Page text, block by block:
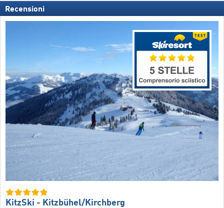
Recensioni
KitzSki - Kitzbühel/​Kirchberg